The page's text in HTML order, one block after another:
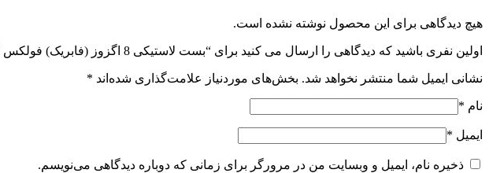
هیچ دیدگاهی برای این محصول نوشته نشده است.
اولین نفری باشید که دیدگاهی را ارسال می کنید برای “بست لاستیکی 8 اگزوز (فابریک) فولکس گل”
نشانی ایمیل شما منتشر نخواهد شد. بخش‌های موردنیاز علامت‌گذاری شده‌اند *
نام *
ایمیل *
ذخیره نام، ایمیل و وبسایت من در مرورگر برای زمانی که دوباره دیدگاهی می‌نویسم.